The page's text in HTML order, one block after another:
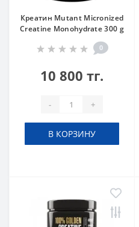
Креатин Mutant Micronized
Creatine Monohydrate 300 g
0
10 800 тг.
- +
В КОРЗИНУ